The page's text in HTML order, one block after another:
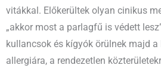
vitákkal. Előkerültek olyan cinikus
„akkor most a parlagfű is védett
kullancsok és kígyók örülnek majd a
allergiára, a rendezetlen